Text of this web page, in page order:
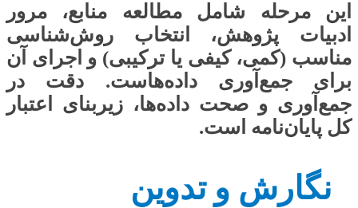
این مرحله شامل مطالعه منابع، مرور
ادبیات پژوهش، انتخاب روش‌شناسی
مناسب (کمی، کیفی یا ترکیبی) و اجرای آن
برای جمع‌آوری داده‌هاست. دقت در
جمع‌آوری و صحت داده‌ها، زیربنای اعتبار
کل پایان‌نامه است.
نگارش و تدوین